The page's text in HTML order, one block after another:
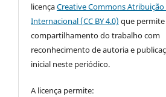
licençaCreative Commons Atribuição
Internacional (CC BY 4.0) que
compartilhamento do trabalho com
reconhecimento de autoria e
inicial neste periódico.
A licença permite: